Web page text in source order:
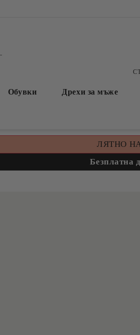
Обувки Дрехи за мъже
ЛЯТНО
Безплатна